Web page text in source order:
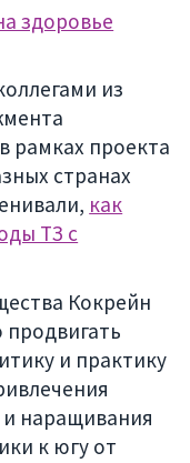
здоровье
из
рамках проекта
странах
как
ТЗ с
Кокрейн
и практику
наращивания
к югу от